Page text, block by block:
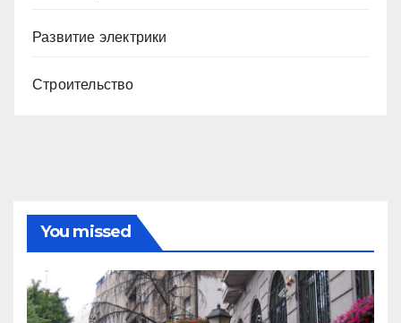
Развитие электрики
Строительство
You missed